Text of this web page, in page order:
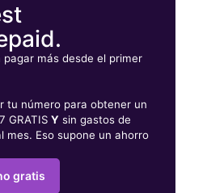
pagar más desde el primer
tu número para obtener un
GRATISY sin gastos de
mes. Eso supone un ahorro
gratis